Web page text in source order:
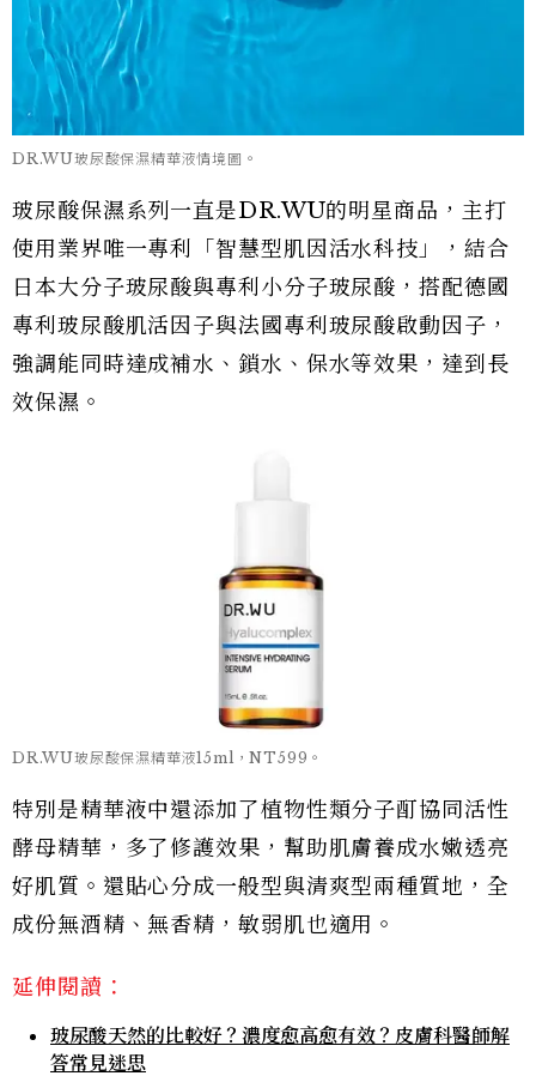
DR.WU玻尿酸保濕精華液情境圖。
玻尿酸保濕系列一直是DR.WU的明星商品，主打
使用業界唯一專利「智慧型肌因活水科技」，結合
日本大分子玻尿酸與專利小分子玻尿酸，搭配德國
專利玻尿酸肌活因子與法國專利玻尿酸啟動因子，
強調能同時達成補水、鎖水、保水等效果，達到長
效保濕。
DR.WU玻尿酸保濕精華液15ml，NT599。
特別是精華液中還添加了植物性類分子酊協同活性
酵母精華，多了修護效果，幫助肌膚養成水嫩透亮
好肌質。還貼心分成一般型與清爽型兩種質地，全
成份無酒精、無香精，敏弱肌也適用。
延伸閱讀：
玻尿酸天然的比較好？濃度愈高愈有效？皮膚科醫師解
答常見迷思